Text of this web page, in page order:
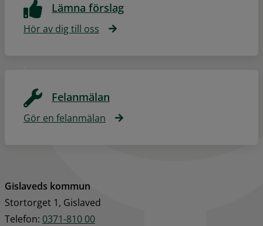
Lämna förslag
Hör av dig till oss
Felanmälan
Gör en felanmälan
Gislaveds kommun
Stortorget 1, Gislaved
Telefon: 0371-810 00